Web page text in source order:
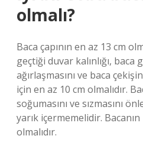
olmalı?
Baca çapının en az 13 cm
geçtiği duvar kalınlığı, baca
ağırlaşmasını ve baca
için en az 10 cm olmalıdır.
soğumasını ve sızmasını
yarık içermemelidir.
olmalıdır.